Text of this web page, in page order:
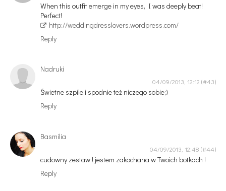
When this outfit emerge in my eyes, I was deeply beat!
Perfect!
http://weddingdresslovers.wordpress.com/
Reply
Nadruki
04/09/2013, 12:12
Świetne szpile i spodnie też niczego sobie;)
Reply
Basmilia
04/09/2013, 12:48
cudowny zestaw ! jestem zakochana w Twoich botkach !
Reply